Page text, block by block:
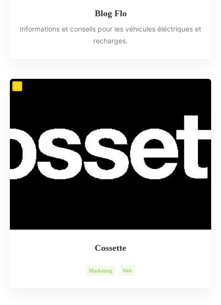
Blog Flo
Informations et conseils pour les véhicules éléctriques et
recharges.
Cossette
Marketing Web